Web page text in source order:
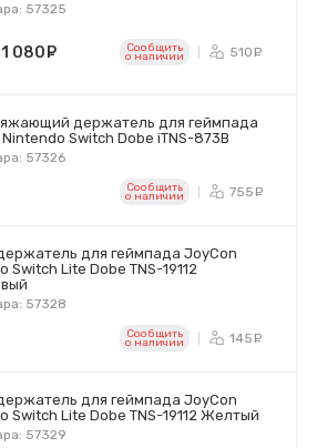
57325
1 080 руб.Сообщить
o наличии 510
держатель для геймпада
Switch Dobe iTNS-873B
57326
Сообщить
o наличии 755
для геймпада JoyCon
Switch Lite Dobe TNS-19112
57328
Сообщить
o наличии 145
для геймпада JoyCon
Switch Lite Dobe TNS-19112 Желтый
57329